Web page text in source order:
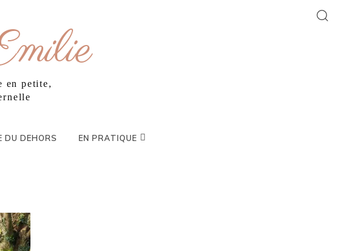
en petite,
DU DEHORS EN PRATIQUE